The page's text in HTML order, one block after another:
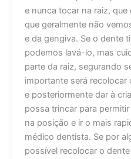
e nunca tocar na raiz,
que geralmente não
e da gengiva. Se o dente
podemos lavá-lo, mas
parte da raiz, segurando
importante será
e posteriormente dar à
possa trincar para
na posição e ir o mais
médico dentista. Se por
possível recolocar o